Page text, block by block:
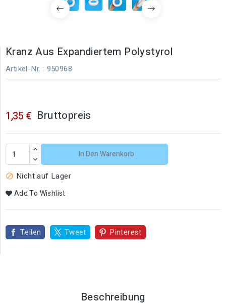
Kranz Aus Expandiertem Polystyrol
Artikel-Nr. : 950968
1,35 € Bruttopreis
In Den Warenkorb
 Nicht auf Lager
Add To Wishlist
Teilen Tweet Pinterest
Beschreibung